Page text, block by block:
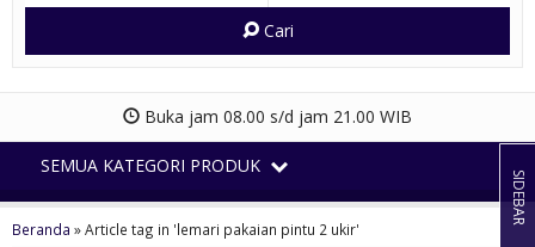
Cari
Buka jam 08.00 s/d jam 21.00 WIB
SEMUA KATEGORI PRODUK
Beranda »Article tag in 'lemari pakaian pintu 2 ukir'
SIDEBAR